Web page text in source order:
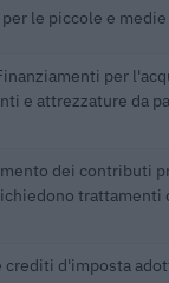
per le piccole e
per
e attrezzature da
dei contributi
trattamenti
crediti d'imposta